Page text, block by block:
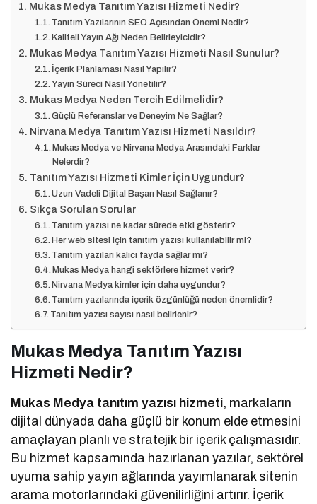
Mukas Medya Tanıtım Yazısı Hizmeti Nedir?
Tanıtım Yazılarının SEO Açısından Önemi Nedir?
Kaliteli Yayın Ağı Neden Belirleyicidir?
Mukas Medya Tanıtım Yazısı Hizmeti Nasıl Sunulur?
İçerik Planlaması Nasıl Yapılır?
Yayın Süreci Nasıl Yönetilir?
Mukas Medya Neden Tercih Edilmelidir?
Güçlü Referanslar ve Deneyim Ne Sağlar?
Nirvana Medya Tanıtım Yazısı Hizmeti Nasıldır?
Mukas Medya ve Nirvana Medya Arasındaki Farklar
Nelerdir?
Tanıtım Yazısı Hizmeti Kimler İçin Uygundur?
Uzun Vadeli Dijital Başarı Nasıl Sağlanır?
Sıkça Sorulan Sorular
Tanıtım yazısı ne kadar sürede etki gösterir?
Her web sitesi için tanıtım yazısı kullanılabilir mi?
Tanıtım yazıları kalıcı fayda sağlar mı?
Mukas Medya hangi sektörlere hizmet verir?
Nirvana Medya kimler için daha uygundur?
Tanıtım yazılarında içerik özgünlüğü neden önemlidir?
Tanıtım yazısı sayısı nasıl belirlenir?
Mukas Medya Tanıtım Yazısı
Hizmeti Nedir?
Mukas Medya tanıtım yazısı hizmeti, markaların
dijital dünyada daha güçlü bir konum elde etmesini
amaçlayan planlı ve stratejik bir içerik çalışmasıdır.
Bu hizmet kapsamında hazırlanan yazılar, sektörel
uyuma sahip yayın ağlarında yayımlanarak sitenin
arama motorlarındaki güvenilirliğini artırır. İçerik